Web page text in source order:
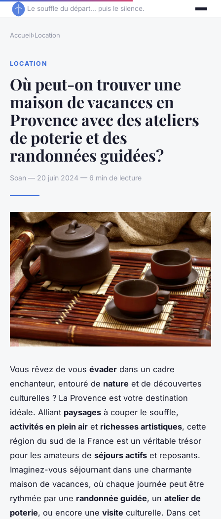
Le souffle du départ... puis le silence.
Accueil›Location
LOCATION
Où peut-on trouver une
maison de vacances en
Provence avec des ateliers
de poterie et des
randonnées guidées?
Soan — 20 juin 2024 — 6 min de lecture
Vous rêvez de vous évader dans un cadre
enchanteur, entouré de nature et de découvertes
culturelles ? La Provence est votre destination
idéale. Alliant paysages à couper le souffle,
activités en plein air et richesses artistiques, cette
région du sud de la France est un véritable trésor
pour les amateurs de séjours actifs et reposants.
Imaginez-vous séjournant dans une charmante
maison de vacances, où chaque journée peut être
rythmée par une randonnée guidée, un atelier de
poterie, ou encore une visite culturelle. Dans cet